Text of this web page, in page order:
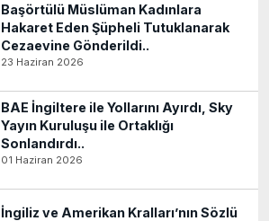
Başörtülü Müslüman Kadınlara
Hakaret Eden Şüpheli Tutuklanarak
Cezaevine Gönderildi..
23 Haziran 2026
BAE İngiltere ile Yollarını Ayırdı, Sky
Yayın Kuruluşu ile Ortaklığı
Sonlandırdı..
01 Haziran 2026
İngiliz ve Amerikan Kralları’nın Sözlü